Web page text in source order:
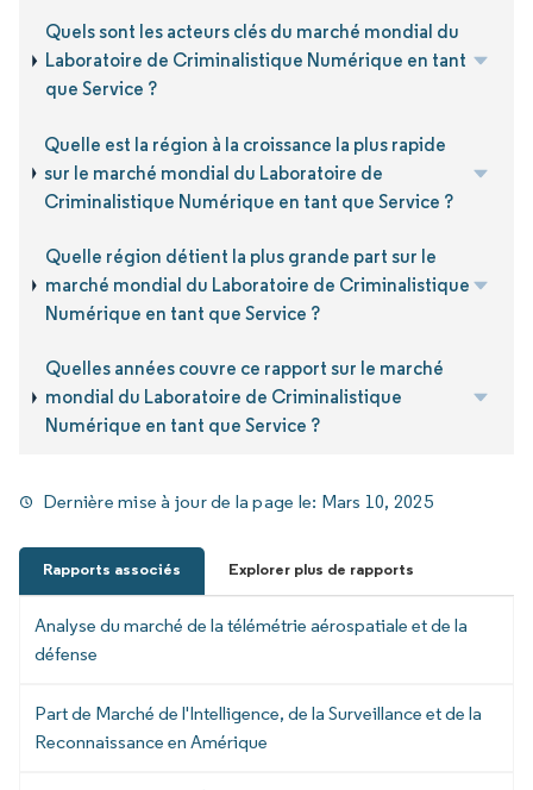
Quels sont les acteurs clés du marché mondial du
Laboratoire de Criminalistique Numérique en tant
que Service ?
Quelle est la région à la croissance la plus rapide
sur le marché mondial du Laboratoire de
Criminalistique Numérique en tant que Service ?
Quelle région détient la plus grande part sur le
marché mondial du Laboratoire de Criminalistique
Numérique en tant que Service ?
Quelles années couvre ce rapport sur le marché
mondial du Laboratoire de Criminalistique
Numérique en tant que Service ?
Dernière mise à jour de la page le: Mars 10, 2025
Rapports associés Explorer plus de rapports
Analyse du marché de la télémétrie aérospatiale et de la
défense
Part de Marché de l'Intelligence, de la Surveillance et de la
Reconnaissance en Amérique